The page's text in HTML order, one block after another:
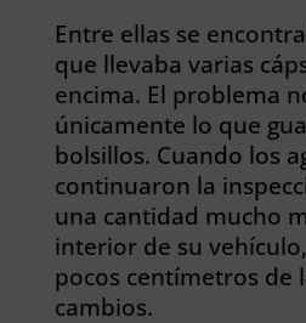
Entre ellas se
que llevaba varias
encima. El problema
únicamente lo que
bolsillos. Cuando los
continuaron la
una cantidad mucho
interior de su
pocos centímetros de
cambios.